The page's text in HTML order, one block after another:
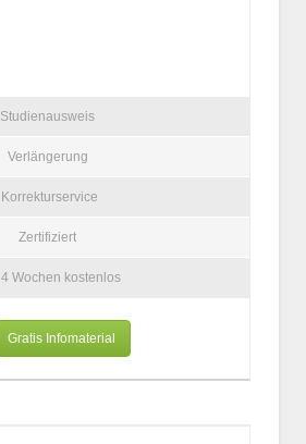
Studienausweis
Verlängerung
Korrekturservice
Zertifiziert
4 Wochen kostenlos
Gratis Infomaterial